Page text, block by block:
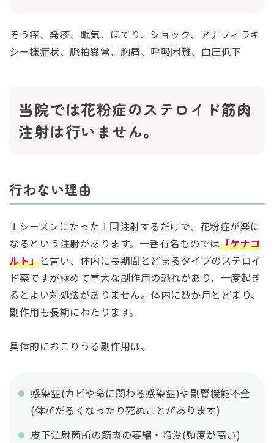
そう痒、発疹、眠気、ほてり、ショック、アナフィラキ
シー様症状、脈拍異常、胸痛、呼吸困難、血圧低下
当院では花粉症のステロイド筋肉
注射は行いません。
行わない理由
１シーズンにたった１回注射するだけで、花粉症が楽に
なるという注射があります。一番有名ものでは「ケナコ
ルト」と言い、体内に長期間とどまるタイプのステロイ
ド薬ですが極めて重大な副作用の恐れがあり、一度起き
るとよい対処法がありません。体内に数か月とどまり、
副作用も長期にわたります。
具体的におこりうる副作用は、
感染症(カビや命に関わる感染症)や副腎機能不全
(体がだるくなったり死ぬことがあります)
皮下注射箇所の筋肉の萎縮・陥没(頻度が高い)